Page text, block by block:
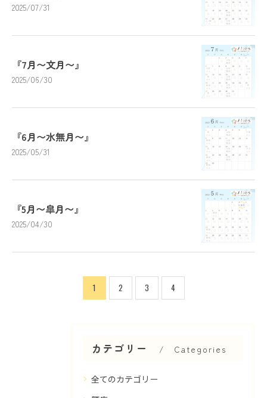
2025/07/31
『7月〜文月〜』
2025/06/30
『6月〜水無月〜』
2025/05/31
『5月〜皐月〜』
2025/04/30
1 2 3 4
カテゴリー Categories
全てのカテゴリー